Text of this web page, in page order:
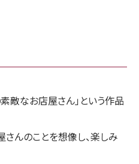
敵なお店屋さん」という作品
んのことを想像し、楽しみ